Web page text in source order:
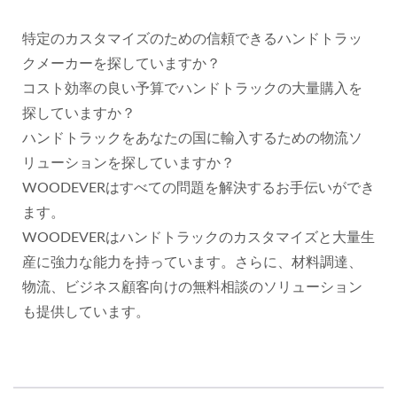
特定のカスタマイズのための信頼できるハンドトラッ
クメーカーを探していますか？
コスト効率の良い予算でハンドトラックの大量購入を
探していますか？
ハンドトラックをあなたの国に輸入するための物流ソ
リューションを探していますか？
WOODEVERはすべての問題を解決するお手伝いができ
ます。
WOODEVERはハンドトラックのカスタマイズと大量生
産に強力な能力を持っています。さらに、材料調達、
物流、ビジネス顧客向けの無料相談のソリューション
も提供しています。